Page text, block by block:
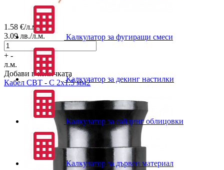
1.58 €/л.м.
3.09 лв./л.м.
+ -
л.м.
Добави в количката
Кабел СВТ - С 2х1.5 мм2
Калкулатор за фугиращи смеси
Калкулатор за декинг настилки
Калкулатор за сайдинг облицовки
Калкулатор за дървен материал